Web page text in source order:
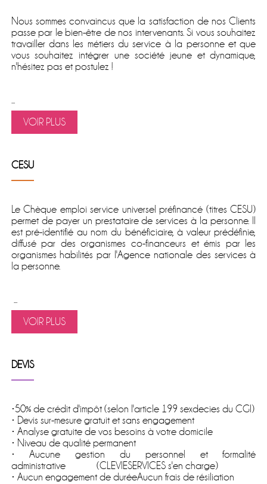
Nous sommes convaincus que la satisfaction de nos Clients
passe par le bien-être de nos intervenants. Si vous souhaitez
travailler dans les métiers du service à la personne et que
vous souhaitez intégrer une société jeune et dynamique,
n'hésitez pas et postulez !
...
VOIR PLUS
CESU
LeChèque emploi service universel préfinancé (titres CESU)
permet de payer un prestataire de services à la personne. Il
est pré-identifié au nom du bénéficiaire, à valeur prédéfinie,
diffusé par des organismes co-financeurs et émis par les
organismes habilités par l'Agence nationale des services à
la personne.
...
VOIR PLUS
DEVIS
•50% de crédit d'impôt (selon l'article 199 sexdecies du CGI)
• Devis sur-mesure gratuit et sans engagement
• Analyse gratuite de vos besoins à votre domicile
• Niveau de qualité permanent
• Aucune gestion du personnel et formalité
administrative (CLEVIESERVICES s'en charge)
• Aucun engagement de duréeAucun frais de résiliation